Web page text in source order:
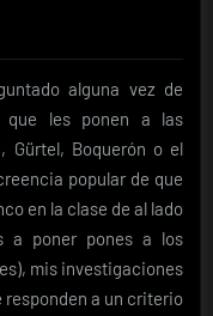
de
alguna vez de
que les ponen a las
Gürtel, Boquerón o el
popular de que
en la clase de al lado
a poner pones a los
mis investigaciones
responden a un criterio